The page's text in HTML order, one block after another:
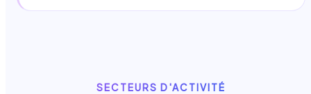
SECTEURS D'ACTIVITÉ